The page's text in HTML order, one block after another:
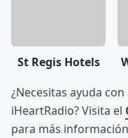
St Regis Hotels
¿Necesitas ayuda
iHeartRadio? Visita el
para más